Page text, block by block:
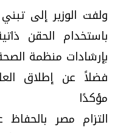
ولفت الوزير إلى
باستخدام الحقن
بإرشادات منظمة
فضلاً عن إطلاق
مؤكدًا
التزام مصر